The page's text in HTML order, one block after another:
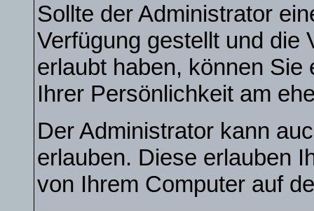
Sollte der Administrator
Verfügung gestellt und die
erlaubt haben, können
Ihrer Persönlichkeit am
Der Administrator kann
erlauben. Diese erlauben
von Ihrem Computer auf